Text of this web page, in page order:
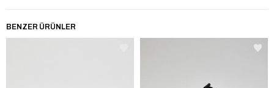
Topuk Boyu
BENZER ÜRÜNLER